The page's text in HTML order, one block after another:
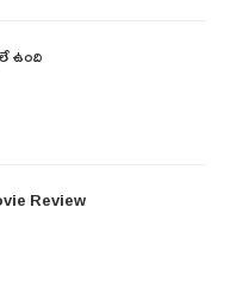
ఉంది
Review